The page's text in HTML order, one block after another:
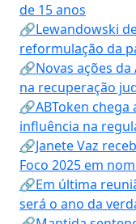
de 15 anos
🔗Lewandowski
reformulação da
🔗Novas ações da
na recuperação
🔗ABToken chega
influência na
🔗Janete Vaz
Foco 2025 em
🔗Em última
será o ano da